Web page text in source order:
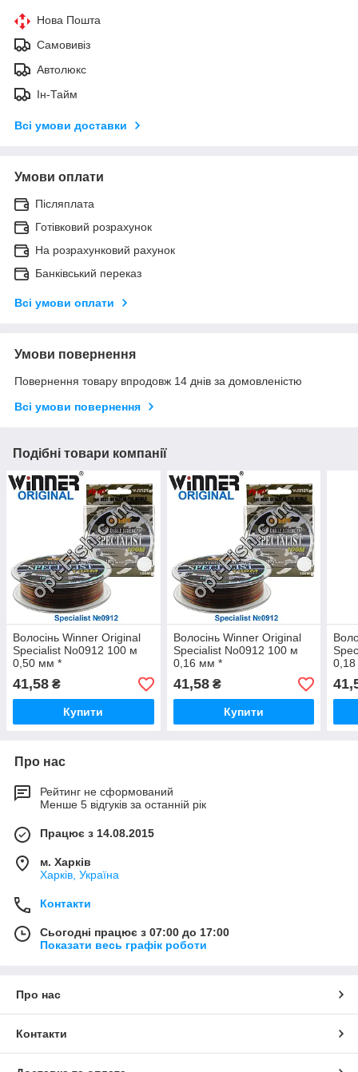
Нова Пошта
Самовивіз
Автолюкс
Ін-Тайм
Всі умови доставки
Умови оплати
Післяплата
Готівковий розрахунок
На розрахунковий рахунок
Банківський переказ
Всі умови оплати
Умови повернення
Повернення товару впродовж 14 днів за домовленістю
Всі умови повернення
Подібні товари компанії
Волосінь Winner Original
Specialist No0912 100 м
0,50 мм *
41,58 ₴
Купити
Волосінь Winner Original
Specialist No0912 100 м
0,16 мм *
41,58₴
Купити
Про нас
Рейтинг не сформований
Менше 5 відгуків за останній рік
Працює з 14.08.2015
м. Харків
Харків, Україна
Контакти
Сьогодні працює з 07:00 до 17:00
Показати весь графік роботи
Про нас
Контакти